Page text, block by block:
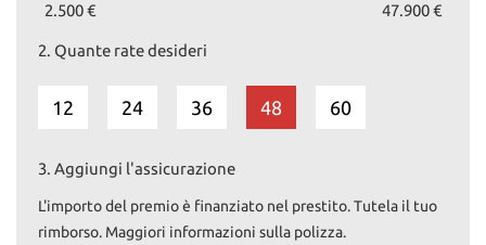
2.500 € 47.900 €
2. Quante rate desideri
12 24 36 48 60
3. Aggiungi l'assicurazione
L'importo del premio è finanziato nel prestito. Tutela il tuo
rimborso. Maggiori informazioni sulla polizza.